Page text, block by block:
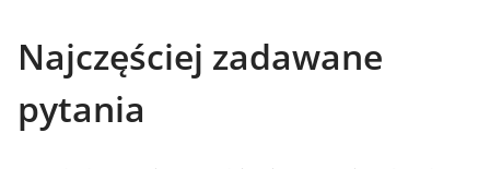
Najczęściej zadawane
pytania